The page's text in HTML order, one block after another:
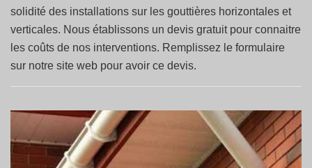
solidité des installations sur les gouttières horizontales et
verticales. Nous établissons un devis gratuit pour connaitre
les coûts de nos interventions. Remplissez le formulaire
sur notre site web pour avoir ce devis.